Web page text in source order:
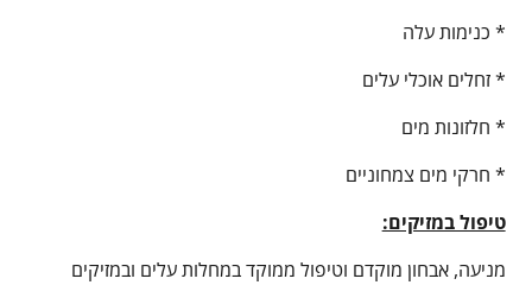
* כנימות עלה
* זחלים אוכלי עלים
* חלזונות מים
* חרקי מים צמחוניים
טיפול במזיקים:
מניעה, אבחון מוקדם וטיפול ממוקד במחלות עלים ובמזיקים